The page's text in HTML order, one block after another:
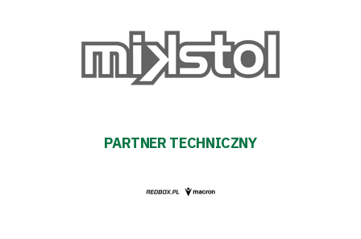
Trybuny
prywatnościPARTNER TECHNICZNY